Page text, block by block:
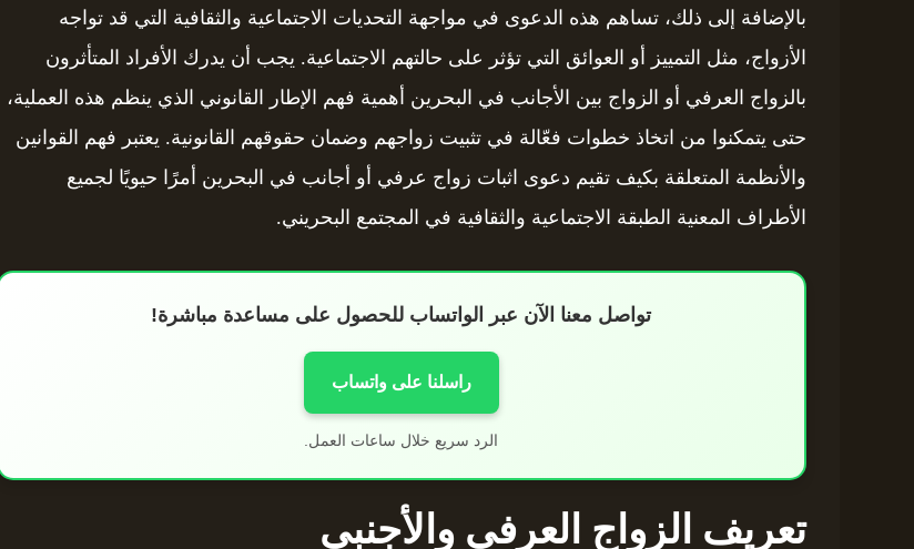
بالإضافة إلى ذلك، تساهم هذه الدعوى في مواجهة التحديات الاجتماعية والثقافية التي قد تواجه
الأزواج، مثل التمييز أو العوائق التي تؤثر على حالتهم الاجتماعية. يجب أن يدرك الأفراد المتأثرون
بالزواج العرفي أو الزواج بين الأجانب في البحرين أهمية فهم الإطار القانوني الذي ينظم هذه العملية،
حتى يتمكنوا من اتخاذ خطوات فعّالة في تثبيت زواجهم وضمان حقوقهم القانونية. يعتبر فهم القوانين
والأنظمة المتعلقة بكيف تقيم دعوى اثبات زواج عرفي أو أجانب في البحرين أمرًا حيويًا لجميع
الأطراف المعنية الطبقة الاجتماعية والثقافية في المجتمع البحريني.
تواصل معنا الآن عبر الواتساب للحصول على مساعدة مباشرة!
راسلنا على واتساب
الرد سريع خلال ساعات العمل.
تعريف الزواج العرفي والأجنبي